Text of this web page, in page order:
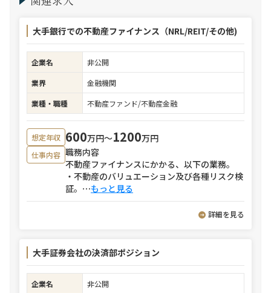
大手銀行での不動産ファイナンス（NRL/REIT/その他)
企業名
非公開
業界
金融機関
業種・職種
不動産ファンド/不動産金融
想定年収 600万円〜1200万円
仕事内容 職務内容
不動産ファイナンスにかかる、以下の業務。
・不動産のバリュエーション及び各種リスク検
証。 ⋯もっと見る
詳細を見る
大手証券会社の決済部ポジション
企業名
非公開